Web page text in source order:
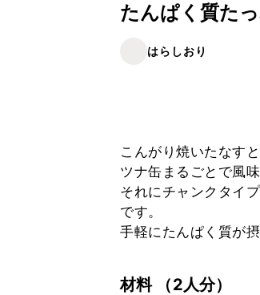
たんぱく質た
はらしおり
こんがり焼いたなす
ツナ缶まるごとで風
それにチャンクタイ
です。
手軽にたんぱく質が
材料 （2人分）